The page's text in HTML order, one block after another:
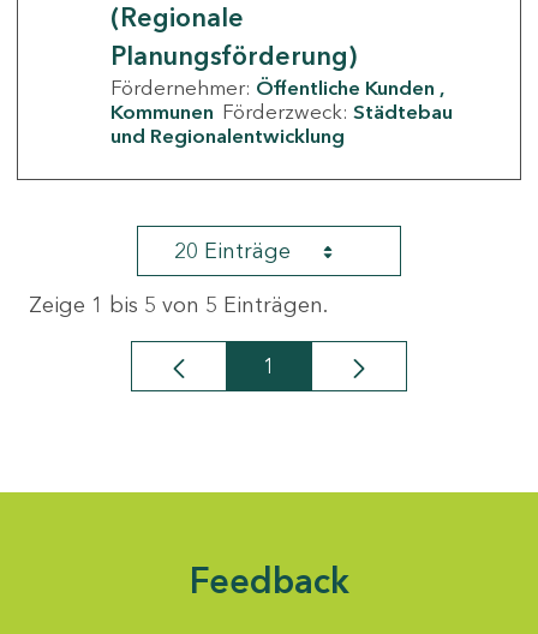
(Regionale
Planungsförderung)
Fördernehmer: Öffentliche Kunden
Kommunen Förderzweck: Städtebau
und Regionalentwicklung
20 Einträge
Zeige 1 bis 5 von 5 Einträgen.
Seite
1
Feedback